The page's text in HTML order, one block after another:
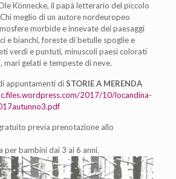
Könnecke, il papà letterario del piccolo
meglio di un autore nordeuropeo
morbide e innevate dei paesaggi
e bianchi, foreste di betulle spoglie e
verdi e puntuti, minuscoli paesi colorati
mari gelati e tempeste di neve.
appuntamenti diSTORIE A MERENDA
2017/10/locandina-
previa prenotazione allo
per bambini dai 3 ai 6 anni.